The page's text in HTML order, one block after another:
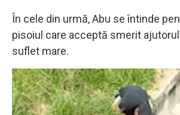
În cele din urmă, Abu se întinde
pisoiul care acceptă smerit
suflet mare.